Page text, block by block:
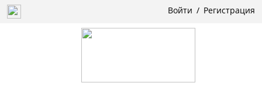
Войти / Регистрация